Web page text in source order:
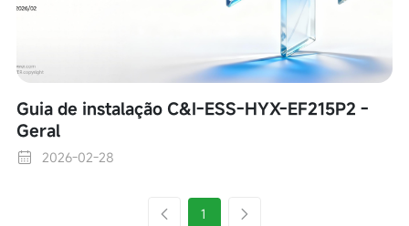
Guia de instalação C&I-ESS-HYX-EF215P2 -
Geral
2026-02-28
1